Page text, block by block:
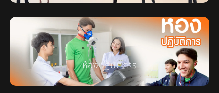
ห้องปฏิบัติการ